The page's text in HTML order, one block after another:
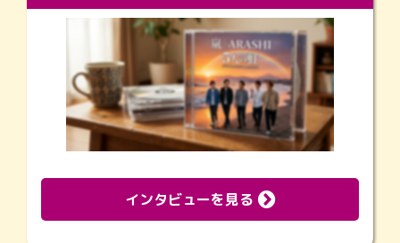
インタビューを見る